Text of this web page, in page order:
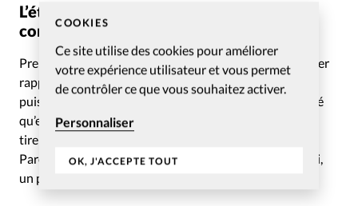
COOKIES
Ce site utilise des cookies pour améliorer
votre expérience utilisateur et vous permet
de contrôler ce que vous souhaitez activer.
Personnaliser
OK, J'ACCEPTE TOUT
L’éthique court après les avancées, pas le
contraire
Prenant du recul et revisitant l’histoire, Jean-Fred Berger
rappelle: «Jadis, les archers étaient dans les batailles et
puis, au moment de l’arrivée de l’arbalète, on a considéré
qu’elle était une arme inhumaine car elle permettait de
tirer de plus loin, sans même regarder l’ennemi en face.
Pareil plus tard avec l’arrivée du mousquet. Aujourd’hui,
un pilote de drone est à des milliers de kilomètres.»